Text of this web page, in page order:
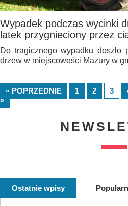
Wypadek podczas wycinki
latek przygnieciony przez
Do tragicznego wypadku
drzew w miejscowości Mazury w
« POPRZEDNIE 1 2 3
»
Ostatnie wpisy